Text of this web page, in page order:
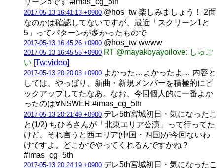
2017-05-13 16:41:13 +0900 @hos_tw 楽しみましょう！ 2面
なのかは確認してないですが、最近「スクリーン1と
5」ってパターンが多かったもので
2017-05-13 16:45:26 +0900 @hos_tw wwww
2017-05-13 16:45:55 +0900 RT @mayakoyayoilove: しゅご
い [Tw:video]
2017-05-13 20:20:03 +0900 よかった…よかったよ… 内容と
しては、やっぱり、新曲・新規メンバーを積極的にピ
ックアップしてたなあ。なお、今回個人的に一番よか
ったのは∀NSWER #imas_cg_5th
2017-05-13 20:21:49 +0900 デレ5th宮城初日・気になったこ
と(1/2) ちひろさんが「北東エリア公演」って行ってた
けど、それ言うと西エリア(中国・四国)が今回ないわ
けですよ。どこかでやってくれるんですかね？
#imas_cg_5th
2017-05-13 20:24:19 +0900 デレ5th宮城初日・気になったこ